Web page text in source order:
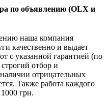
по объявлению (OLX и
наша компания
качественно и выдает
с указанной гарантией (по
отбор и
отрицательных
Также работа каждого
грн.